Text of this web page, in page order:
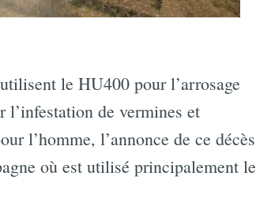
le HU400 pour l’arrosage
l’infestation de vermines et
l’homme, l’annonce de ce décès
où est utilisé principalement le